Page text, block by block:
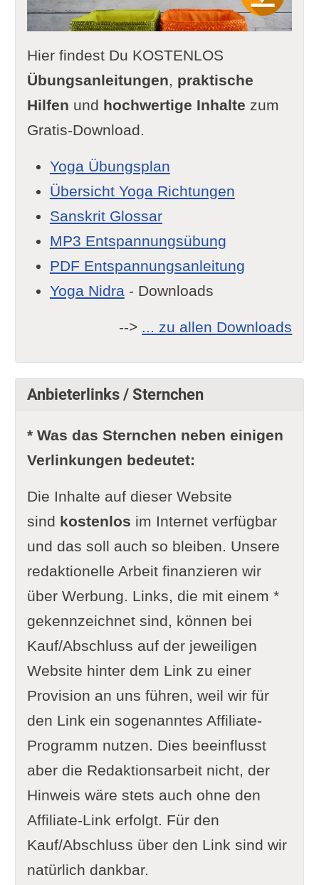
Hier findest Du KOSTENLOS
Übungsanleitungen, praktische
Hilfen und hochwertige Inhalte zum
Gratis-Download.
Yoga Übungsplan
Übersicht Yoga Richtungen
Sanskrit Glossar
MP3 Entspannungsübung
PDF Entspannungsanleitung
Yoga Nidra- Downloads
--> ... zu allen Downloads
Anbieterlinks / Sternchen
* Was das Sternchen neben einigen
Verlinkungen bedeutet:
Die Inhalte auf dieser Website
sind kostenlos im Internet verfügbar
und das soll auch so bleiben. Unsere
redaktionelle Arbeit finanzieren wir
über Werbung. Links, die mit einem *
gekennzeichnet sind, können bei
Kauf/Abschluss auf der jeweiligen
Website hinter dem Link zu einer
Provision an uns führen, weil wir für
den Link ein sogenanntes Affiliate-
Programm nutzen. Dies beeinflusst
aber die Redaktionsarbeit nicht, der
Hinweis wäre stets auch ohne den
Affiliate-Link erfolgt. Für den
Kauf/Abschluss über den Link sind wir
natürlich dankbar.